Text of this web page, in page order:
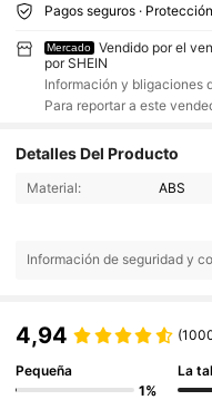
Pagos seguros ·
Mercado
Vendido por el
por SHEIN
Información y bligaciones
Para reportar a este
Detalles Del Producto
Material: ABS
Información de seguridad y
4,94
Pequeña
1%
La